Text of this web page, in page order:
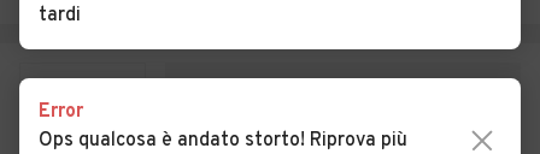
Auto usate San Biagio
Saracinisco
di Comino
Incarico
tardi
Error
Ops qualcosa è andato storto! Riprova più